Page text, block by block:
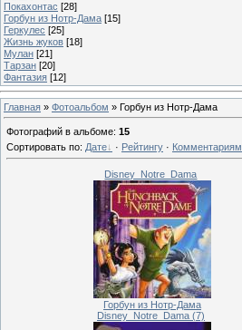
Покахонтас [28]
Горбун из Нотр-Дама [15]
Геркулес [25]
Жизнь жуков [18]
Мулан [21]
Тарзан [20]
Фантазия [12]
Главная » Фотоальбом » Горбун из Нотр-Дама
Фотографий в альбоме: 15
Сортировать по: Дате · Рейтингу · Комментариям
Disney_Notre_Dama
Горбун из Нотр-Дама
Disney_Notre_Dama (7)